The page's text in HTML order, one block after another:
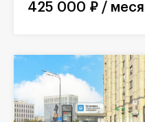
425 000 ₽ /